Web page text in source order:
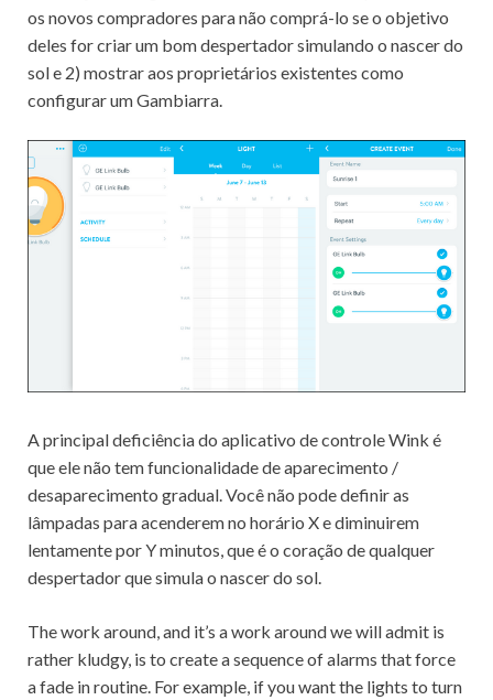
os novos compradores para não comprá-lo se o objetivo
deles for criar um bom despertador simulando o nascer do
sol e 2) mostrar aos proprietários existentes como
configurar um Gambiarra.
A principal deficiência do aplicativo de controle Wink é
que ele não tem funcionalidade de aparecimento /
desaparecimento gradual.Você não pode definir as
lâmpadas para acenderem no horário X e diminuirem
lentamente por Y minutos, que é o coração de qualquer
despertador que simula o nascer do sol.
The work around, and it’s a work around we will admit is
rather kludgy, is to create a sequence of alarms that force
a fade in routine. For example, if you want the lights to turn